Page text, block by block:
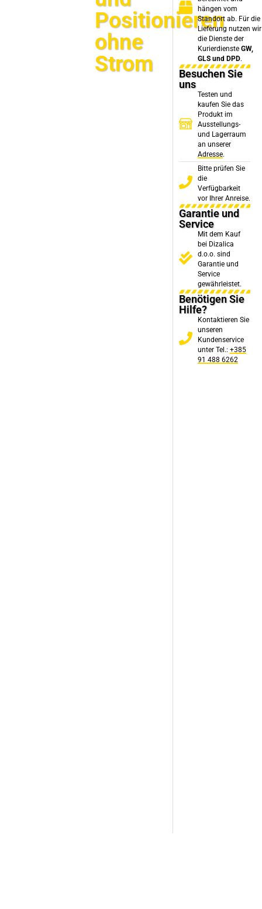
Positionieren
ohne
Strom
hängen vom
Standort ab. Für die
Lieferung nutzen wir
die Dienste der
Kurierdienste GW,
GLS und DPD.
Besuchen Sie
uns
Testen und
kaufen Sie das
Produkt im
Ausstellungs-
und Lagerraum
an unserer
Adresse.
Bitte prüfen Sie
die
Verfügbarkeit
vor Ihrer Anreise.
Garantie und
Service
Mit dem Kauf
bei Dizalica
d.o.o. sind
Garantie und
Service
gewährleistet.
Benötigen Sie
Hilfe?
Kontaktieren Sie
unseren
Kundenservice
unter Tel.: +385
91 488 6262